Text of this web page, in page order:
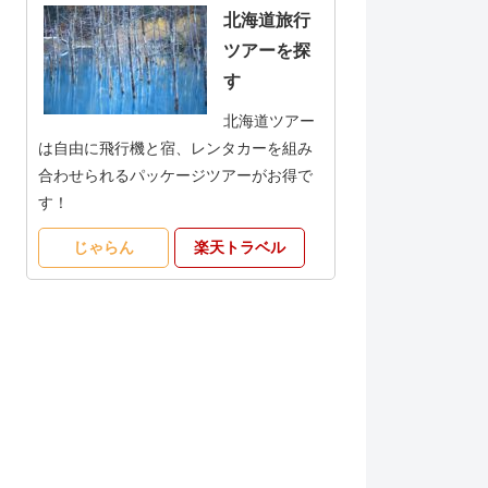
北海道旅行
ツアーを探
す
北海道ツアー
は自由に飛行機と宿、レンタカーを組み
合わせられるパッケージツアーがお得で
す！
じゃらん 楽天トラベル